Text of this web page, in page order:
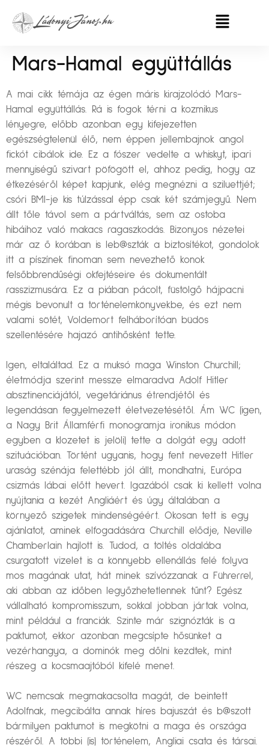
Mars-Hamal együttállás
A mai cikk témája az égen máris kirajzolódó Mars-
Hamal együttállás. Rá is fogok térni a kozmikus
lényegre, előbb azonban egy kifejezetten
egészségtelenül élő, nem éppen jellembajnok angol
fickót cibálok ide. Ez a fószer vedelte a whiskyt, ipari
mennyiségű szivart pöfögött el, ahhoz pedig, hogy az
étkezéséről képet kapjunk, elég megnézni a sziluettjét;
csóri BMI-je kis túlzással épp csak két számjegyű. Nem
állt tőle távol sem a pártváltás, sem az ostoba
hibáihoz való makacs ragaszkodás. Bizonyos nézetei
már az ő korában is leb@szták a biztosítékot, gondolok
itt a píszínek finoman sem nevezhető konok
felsőbbrendűségi okfejtéseire és dokumentált
rasszizmusára. Ez a piában pácolt, füstölgő hájpacni
mégis bevonult a történelemkönyvekbe, és ezt nem
valami sötét, Voldemort felháborítóan büdös
szellentésére hajazó antihősként tette.
Igen, eltaláltad. Ez a muksó maga Winston Churchill;
életmódja szerint messze elmaradva Adolf Hitler
absztinenciájától, vegetáriánus étrendjétől és
legendásan fegyelmezett életvezetésétől. Ám WC (igen,
a Nagy Brit Államférfi monogramja ironikus módon
egyben a klozetet is jelöli) tette a dolgát egy adott
szituációban. Történt ugyanis, hogy fent nevezett Hitler
uraság szénája felettébb jól állt, mondhatni, Európa
csizmás lábai előtt hevert. Igazából csak ki kellett volna
nyújtania a kezét Angliáért és úgy általában a
környező szigetek mindenségéért. Okosan tett is egy
ajánlatot, aminek elfogadására Churchill elődje, Neville
Chamberlain hajlott is. Tudod, a töltés oldalába
csurgatott vizelet is a könnyebb ellenállás felé folyva
mos magának utat, hát minek szívózzanak a Führerrel,
aki abban az időben legyőzhetetlennek tűnt? Egész
vállalható kompromisszum, sokkal jobban jártak volna,
mint például a franciák. Szinte már szignózták is a
paktumot, ekkor azonban megcsípte hősünket a
vezérhangya, a dominók meg dőlni kezdtek, mint
részeg a kocsmaajtóból kifelé menet.
WC nemcsak megmakacsolta magát, de beintett
Adolfnak, megcibálta annak híres bajuszát és b@szott
bármilyen paktumot is megkötni a maga és országa
részéről. A többi (is) történelem, Angliai csata és társai.